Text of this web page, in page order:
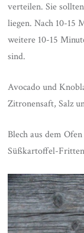
verteilen. Sie
liegen. Nach 10-15
weitere 10-15
sind.
Avocado und
Zitronensaft, Salz
Blech aus dem
Süßkartoffel-